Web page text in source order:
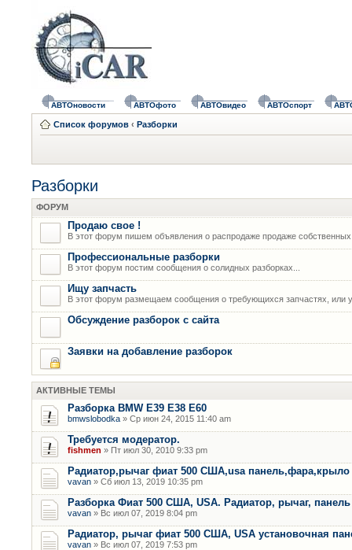
АВТОновости АВТОфото АВТОвидео АВТОспорт
Список форумов ‹ Разборки
Разборки
ФОРУМ
Продаю свое !
В этот форум пишем объявления о распродаже продаже
Профессиональные разборки
В этот форум постим сообщения о солидных разборках...
Ищу запчасть
В этот форум размещаем сообщения о требующихся запчастях, или
Обсуждение разборок с сайта
Заявки на добавление разборок
АКТИВНЫЕ ТЕМЫ
Разборка BMW E39 E38 E60
bmwslobodka » Ср июн 24, 2015 11:40 am
Требуется модератор.
fishmen » Пт июл 30, 2010 9:33 pm
Радиатор,рычаг фиат 500 США,usa панель,фара,крыло
vavan » Сб июл 13, 2019 10:35 pm
Разборка Фиат 500 США, USA. Радиатор, рычаг,
vavan » Вс июл 07, 2019 8:04 pm
Радиатор, рычаг фиат 500 США, USA установочная
vavan » Вс июл 07, 2019 7:53 pm